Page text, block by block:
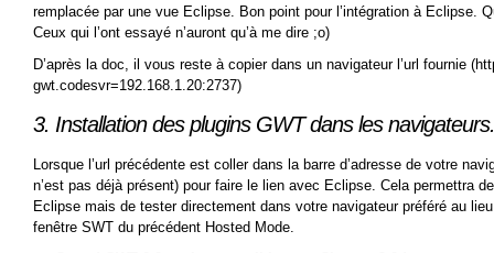
remplacée par une vue Eclipse. Bon point pour l’intégration à Eclipse.
Ceux qui l’ont essayé n’auront qu’à me dire ;o)
D’après la doc, il vous reste à copier dans un navigateur l’url fournie
gwt.codesvr=192.168.1.20:2737)
3. Installation des plugins GWT dans les navigateurs.
Lorsque l’url précédente est coller dans la barre d’adresse de votre
n’est pas déjà présent) pour faire le lien avec Eclipse. Cela permettra
Eclipse mais de tester directement dans votre navigateur préféré au
fenêtre SWT du précédent Hosted Mode.